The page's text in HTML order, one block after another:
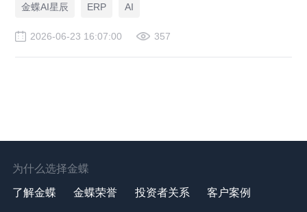
上增加AI原生能力——让AI理解企业数据、业务规则和工作语
金蝶AI星辰 ERP AI
2026-06-23 16:07:00 357
为什么选择金蝶
了解金蝶 金蝶荣誉 投资者关系 客户案例